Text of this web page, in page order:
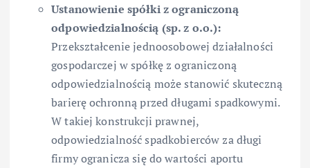
Ustanowienie spółki z ograniczoną
odpowiedzialnością (sp. z o.o.):
Przekształcenie jednoosobowej działalności
gospodarczej w spółkę z ograniczoną
odpowiedzialnością może stanowić skuteczną
barierę ochronną przed długami spadkowymi.
W takiej konstrukcji prawnej,
odpowiedzialność spadkobierców za długi
firmy ogranicza się do wartości aportu